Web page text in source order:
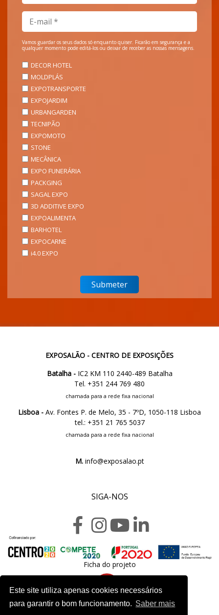
Este site utiliza apenas cookies necessários
para garantir o bom funcionamento. Saber mais
Vamos guardar os seus dados só enquanto quiser. Ficarão em segurança e a
qualquer momento pode editá-los ou deixar de receber as nossas mensagens.
DECOR HOTEL
MOLDPLÁS
EXPOTRANSPORTE
EXPOJARDIM
URBANGARDEN
TECNIPÃO
EXPOMOTO
STONE
MECÂNICA
EXPO FUNERÁRIA
PACKGING
SAGAL EXPO
3D ADDITIVE EXPO
EXPOALIMENTA
BARHOTEL
EXPOCARNE
i4.0 EXPO
EXPOSALÃO - CENTRO DE EXPOSIÇÕES
Batalha -IC2 KM 110 2440-489 Batalha
Tel. +351 244 769 480
chamada para a rede fixa nacional
Lisboa - Av. Fontes P. de Melo, 35 - 7ºD, 1050-118 Lisboa
tel.: +351 21 765 5037
chamada para a rede fixa nacional
M.info@exposalao.pt
SIGA-NOS
Ficha do projeto